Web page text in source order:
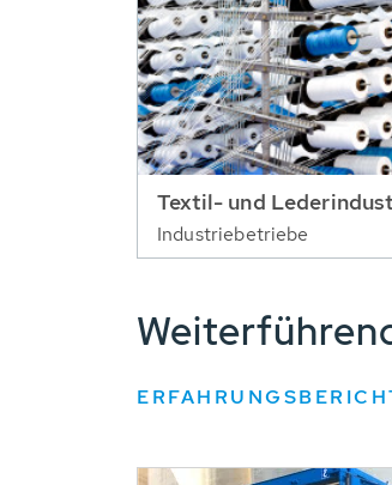
Textil- und
Industriebetriebe